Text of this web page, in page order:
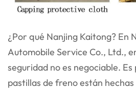
¿Por qué Nanjing Kaitong? En
Automobile Service Co., Ltd.,
seguridad no es negociable.
pastillas de freno están